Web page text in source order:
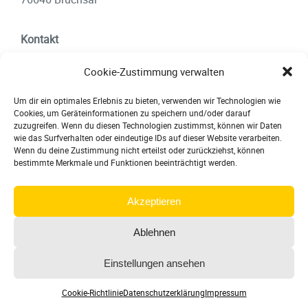
Cookie-Zustimmung verwalten
Um dir ein optimales Erlebnis zu bieten, verwenden wir Technologien wie
Cookies, um Geräteinformationen zu speichern und/oder darauf
zuzugreifen. Wenn du diesen Technologien zustimmst, können wir Daten
wie das Surfverhalten oder eindeutige IDs auf dieser Website verarbeiten.
Wenn du deine Zustimmung nicht erteilst oder zurückziehst, können
bestimmte Merkmale und Funktionen beeinträchtigt werden.
Akzeptieren
Ablehnen
Einstellungen ansehen
Cookie-RichtlinieDatenschutzerklärungImpressum
Kontakt
info@ht-bauservice.de
Rechtliches
Impressum
© 2024, HT Bauservice GmbH